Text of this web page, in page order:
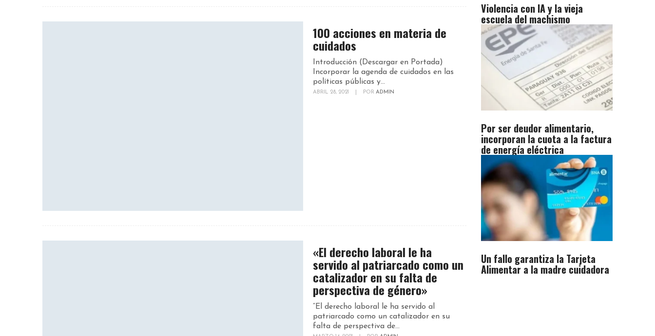
100 acciones en materia de
cuidados
Introducción (Descargar en Portada)
Incorporar la agenda de cuidados en las
políticas públicas y...
ABRIL 28, 2021 POR ADMIN
«El derecho laboral le ha
servido al patriarcado como un
catalizador en su falta de
perspectiva de género»
“El derecho laboral le ha servido al
patriarcado como un catalizador en su
falta de perspectiva de...
Violencia con IA y la vieja
escuela del machismo
Por ser deudor alimentario,
incorporan la cuota a la factura
de energía eléctrica
Un fallo garantiza la Tarjeta
Alimentar a la madre cuidadora